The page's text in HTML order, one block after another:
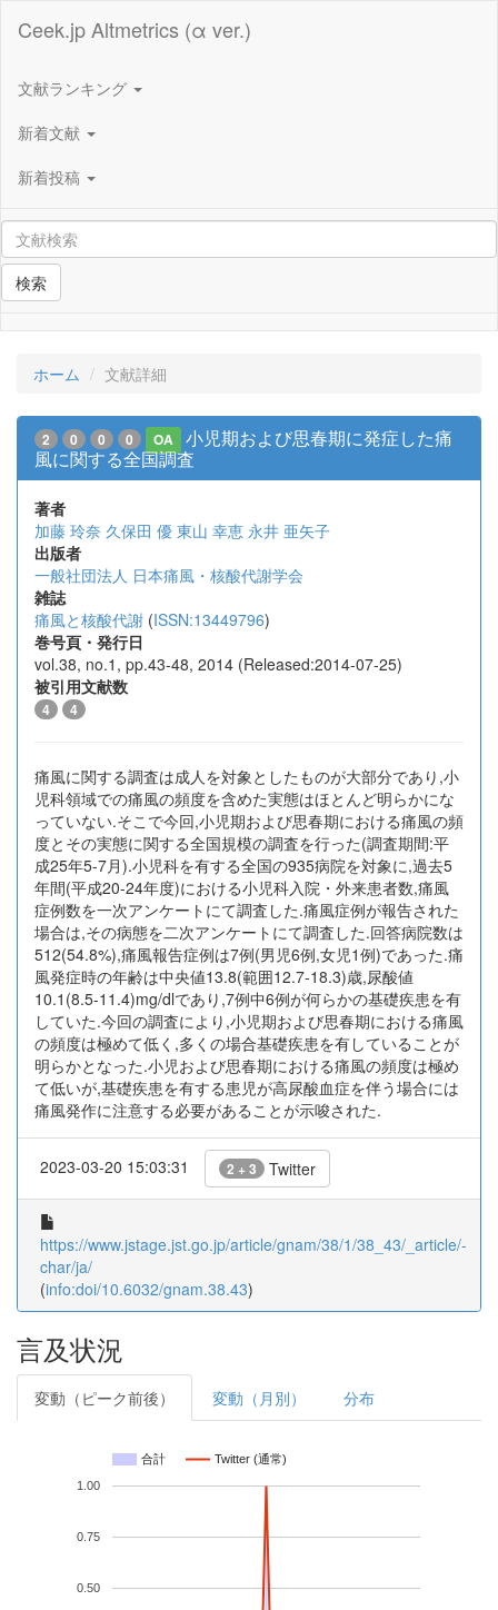
Ceek.jp Altmetrics (α ver.)
文献ランキング
新着文献
新着投稿
検索
ホーム 文献詳細
2 0 0 0 OA
小児期および思春期に発症した痛
風に関する全国調査
著者
加藤 玲奈 久保田 優 東山 幸恵 永井 亜矢子
出版者
一般社団法人 日本痛風・核酸代謝学会
雑誌
痛風と核酸代謝 (ISSN:13449796)
巻号頁・発行日
vol.38, no.1, pp.43-48, 2014 (Released:2014-07-25)
被引用文献数
4 4
痛風に関する調査は成人を対象としたものが大部分であり,小
児科領域での痛風の頻度を含めた実態はほとんど明らかにな
っていない.そこで今回,小児期および思春期における痛風の頻
度とその実態に関する全国規模の調査を行った(調査期間:平
成25年5-7月).小児科を有する全国の935病院を対象に,過去5
年間(平成20-24年度)における小児科入院・外来患者数,痛風
症例数を一次アンケートにて調査した.痛風症例が報告された
場合は,その病態を二次アンケートにて調査した.回答病院数は
512(54.8%),痛風報告症例は7例(男児6例,女児1例)であった.痛
風発症時の年齢は中央値13.8(範囲12.7-18.3)歳,尿酸値
10.1(8.5-11.4)mg/dlであり,7例中6例が何らかの基礎疾患を有
していた.今回の調査により,小児期および思春期における痛風
の頻度は極めて低く,多くの場合基礎疾患を有していることが
明らかとなった.小児および思春期における痛風の頻度は極め
て低いが,基礎疾患を有する患児が高尿酸血症を伴う場合には
痛風発作に注意する必要があることが示唆された.
2023-03-20 15:03:31 2 + 3 Twitter
https://www.jstage.jst.go.jp/article/gnam/38/1/38_43/_article/-
char/ja/
(info:doi/10.6032/gnam.38.43)
言及状況
変動（ピーク前後） 変動（月別） 分布
合計 Twitter (通常)
0.50
0.75
1.00